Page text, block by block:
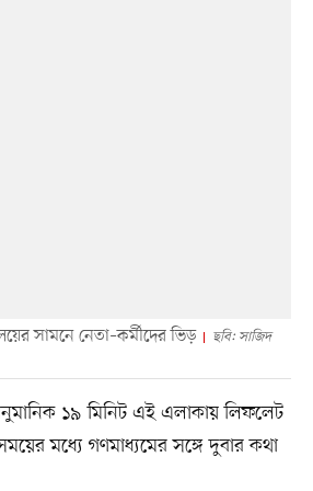
সামনে নেতা–কর্মীদের ভিড়
ছবি: সাজিদ
১৯ মিনিট এই এলাকায় লিফলেট
মধ্যে গণমাধ্যমের সঙ্গে দুবার কথা